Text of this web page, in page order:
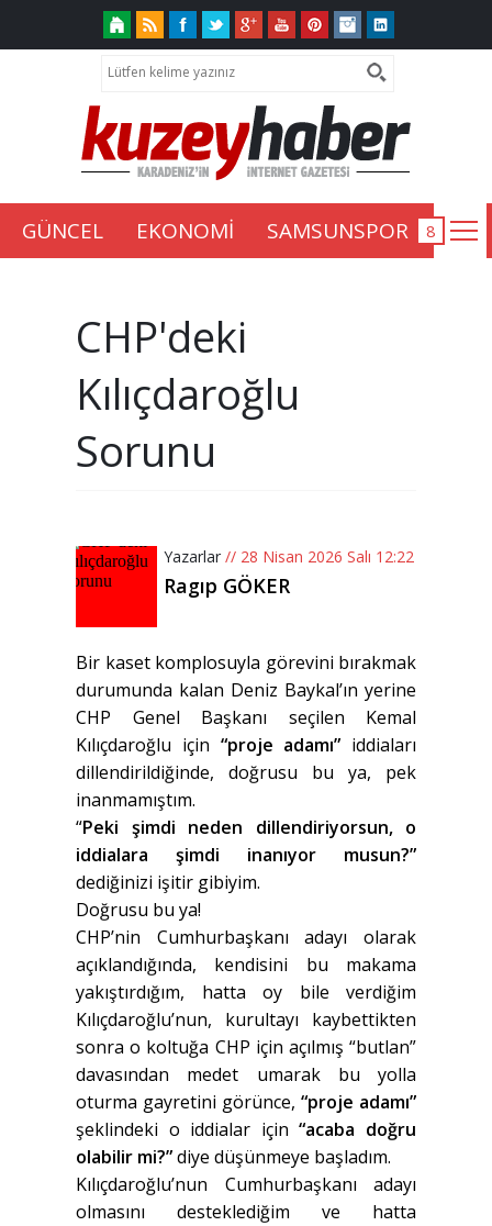
GÜNCEL EKONOMİ SAMSUNSPOR
CHP'deki
Kılıçdaroğlu
Sorunu
Yazarlar // 28 Nisan 2026 Salı 12:22
Ragıp GÖKER
Bir kaset komplosuyla görevini bırakmak
durumunda kalan Deniz Baykal’ın yerine
CHP Genel Başkanı seçilen Kemal
Kılıçdaroğlu için “proje adamı” iddiaları
dillendirildiğinde, doğrusu bu ya, pek
inanmamıştım.
“Peki şimdi neden dillendiriyorsun, o
iddialara şimdi inanıyor musun?”
dediğinizi işitir gibiyim.
Doğrusu bu ya!
CHP’nin Cumhurbaşkanı adayı olarak
açıklandığında, kendisini bu makama
yakıştırdığım, hatta oy bile verdiğim
Kılıçdaroğlu’nun, kurultayı kaybettikten
sonra o koltuğa CHP için açılmış “butlan”
davasından medet umarak bu yolla
oturma gayretini görünce, “proje adamı”
şeklindeki o iddialar için“acaba doğru
olabilir mi?”diye düşünmeye başladım.
Kılıçdaroğlu’nun Cumhurbaşkanı adayı
olmasını desteklediğim ve hatta